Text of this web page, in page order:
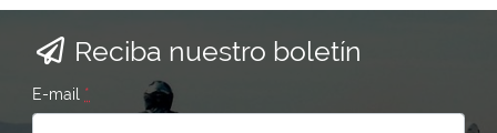
Reciba nuestro boletín
E-mail *